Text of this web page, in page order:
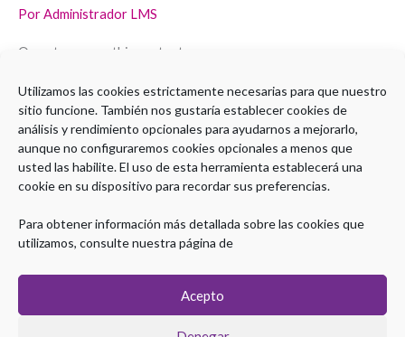
Utilizamos las cookies estrictamente necesarias para que nuestro
sitio funcione. También nos gustaría establecer cookies de
análisis y rendimiento opcionales para ayudarnos a mejorarlo,
aunque no configuraremos cookies opcionales a menos que
usted las habilite. El uso de esta herramienta establecerá una
cookie en su dispositivo para recordar sus preferencias.
Para obtener información más detallada sobre las cookies que
utilizamos, consulte nuestra página de
Acepto
PorAdministrador LMS
Open to access this content
Leer más »
1 2 … 7 Siguiente